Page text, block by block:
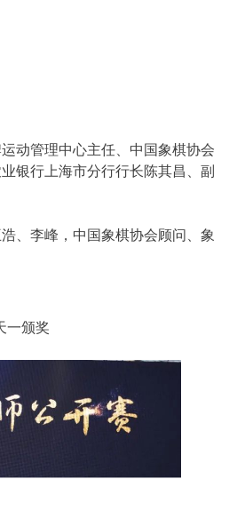
动管理中心主任、中国象棋协会
银行上海市分行行长陈其昌、副
、李峰，中国象棋协会顾问、象
一颁奖